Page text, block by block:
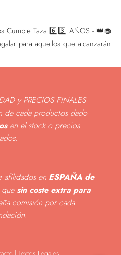
Cumple Taza 6️⃣3️⃣ AÑOS - 👑🧁
para aquellos que alcanzarán
y PRECIOS FINALES
de cada productos dado
en el stock o precios
.
afilidados en ESPAÑA de
sin coste extra para
comisión por cada